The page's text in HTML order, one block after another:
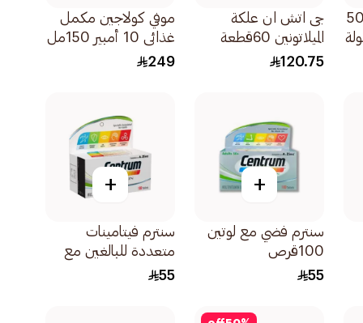
3 5000
جى اتش ان علكة
الميلاتونين 60قطعة
120.75
موفي كولاجين مكمل
غذائي 10 أمبير 150مل
249
+
سنترم فضي مع لوتين
100قرص
55
+
سنترم فيتامينات
متعددة للبالغين مع
لوتين 100قرص
55